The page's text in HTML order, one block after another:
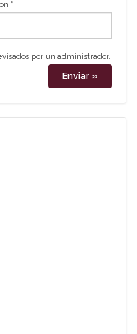
*
por un administrador.